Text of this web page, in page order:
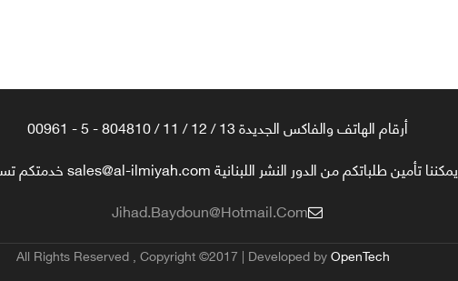
أرقام الهاتف والفاكس الجديدة 13 / 12 / 11 / 804810 - 5 - 00961
يمكننا تأمين طلباتكم من الدور النشر اللبنانية sales@al-ilmiyah.com خدمتكم تسعدنا
Jihad.baydoun@hotmail.com
All Rights Reserved , Copyright ©2017 | Developed byOpenTech